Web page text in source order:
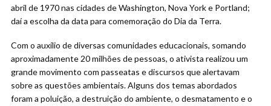
abril de 1970 nas cidades de Washington, Nova York e Portland;
daí a escolha da data para comemoração do Dia da Terra.
Com o auxílio de diversas comunidades educacionais, somando
aproximadamente 20 milhões de pessoas, o ativista realizou um
grande movimento com passeatas e discursos que alertavam
sobre as questões ambientais. Alguns dos temas abordados
foram a poluição, a destruição do ambiente, o desmatamento e o